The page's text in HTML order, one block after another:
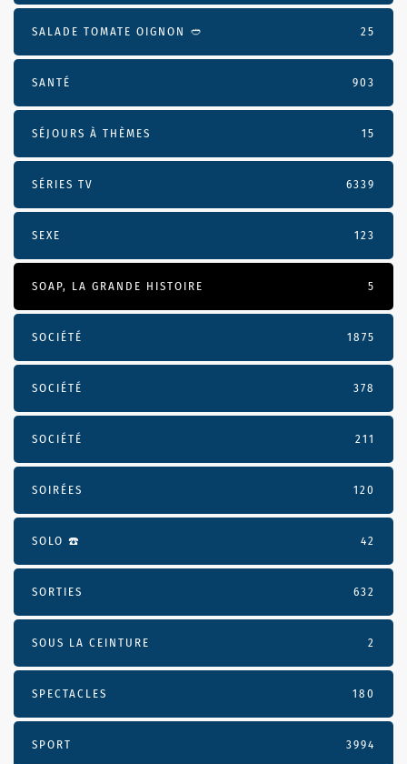
SALADE TOMATE OIGNON 🥙 25
SANTÉ 903
SÉJOURS À THÈMES 15
SÉRIES TV 6339
SEXE 123
SOAP, LA GRANDE HISTOIRE 5
SOCIÉTÉ 1875
SOCIÉTÉ 378
SOCIÉTÉ 211
SOIRÉES 120
SOLO ☎️ 42
SORTIES 632
SOUS LA CEINTURE 2
SPECTACLES 180
SPORT 3994